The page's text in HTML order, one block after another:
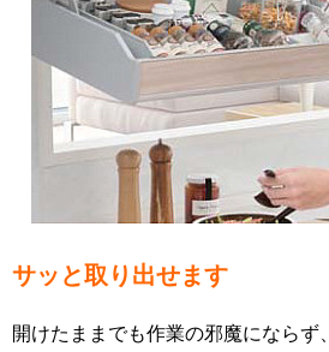
サッと取り出せます
開けたままでも作業の邪魔にならず